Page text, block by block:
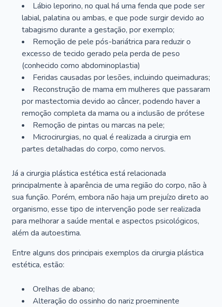
Lábio leporino, no qual há uma fenda que pode ser
labial, palatina ou ambas, e que pode surgir devido ao
tabagismo durante a gestação, por exemplo;
Remoção de pele pós-bariátrica para reduzir o
excesso de tecido gerado pela perda de peso
(conhecido como abdominoplastia)
Feridas causadas por lesões, incluindo queimaduras;
Reconstrução de mama em mulheres que passaram
por mastectomia devido ao câncer, podendo haver a
remoção completa da mama ou a inclusão de prótese
Remoção de pintas ou marcas na pele;
Microcirurgias, no qual é realizada a cirurgia em
partes detalhadas do corpo, como nervos.
Já a cirurgia plástica estética está relacionada
principalmente à aparência de uma região do corpo, não à
sua função. Porém, embora não haja um prejuízo direto ao
organismo, esse tipo de intervenção pode ser realizada
para melhorar a saúde mental e aspectos psicológicos,
além da autoestima.
Entre alguns dos principais exemplos da cirurgia plástica
estética, estão:
Orelhas de abano;
Alteração do ossinho do nariz proeminente